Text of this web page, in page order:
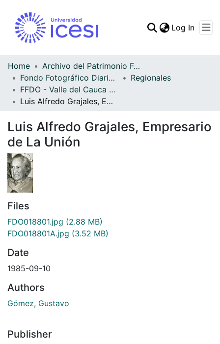
Statistics
Log In
Home
Archivo del Patrimonio Fotográfico y Fílmico del Valle del Cauca
Fondo Fotográfico Diario Occidente
Regionales
FFDO - Valle del Cauca - Patrimonial
Luis Alfredo Grajales, Empresario de La Unión
Luis Alfredo Grajales, Empresario
de La Unión
Files
FDO018801.jpg (2.88 MB)
FDO018801A.jpg (3.52 MB)
Date
1985-09-10
Authors
Gómez, Gustavo
Publisher